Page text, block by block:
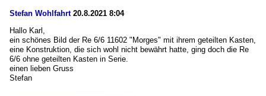
Stefan Wohlfahrt20.8.2021 8:04
Hallo Karl,
ein schönes Bild der Re 6/6 11602 "Morges" mit ihrem geteilten Kasten,
eine Konstruktion, die sich wohl nicht bewährt hatte, ging doch die Re
6/6 ohne geteilten Kasten in Serie.
einen lieben Gruss
Stefan